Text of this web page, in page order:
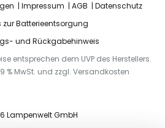
Impressum AGB
Datenschutz
zur Batterieentsorgung
und Rückgabehinweis
entsprechen dem UVP des Herstellers.
% MwSt. und zzgl. Versandkosten
Lampenwelt GmbH